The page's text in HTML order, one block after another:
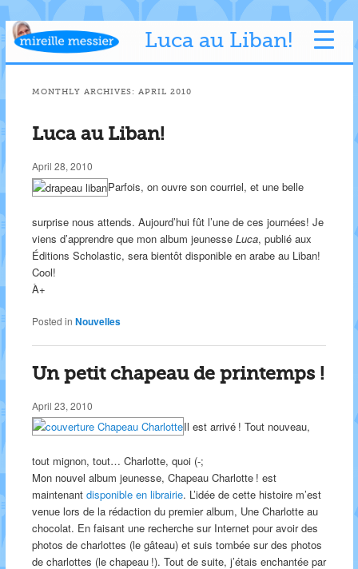
Luca au Liban!
MONTHLY ARCHIVES: APRIL 2010
Luca au Liban!
April 28, 2010
Parfois, on ouvre son courriel, et une belle
surprise nous attends. Aujourd’hui fût l’une de ces journées! Je
viens d’apprendre que mon album jeunesse Luca, publié aux
Éditions Scholastic, sera bientôt disponible en arabe au Liban!
Cool!
À+
Posted in Nouvelles
Un petit chapeau de printemps !
April 23, 2010
Il est arrivé ! Tout nouveau,
tout mignon, tout… Charlotte, quoi (-;
Mon nouvel album jeunesse, Chapeau Charlotte ! est
maintenant disponible en librairie. L’idée de cette histoire m’est
venue lors de la rédaction du premier album, Une Charlotte au
chocolat. En faisant une recherche sur Internet pour avoir des
photos de charlottes (le gâteau) et suis tombée sur des photos
de charlottes (le chapeau !). Tout de suite, j’étais enchantée par